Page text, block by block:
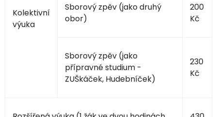
Kolektivní
výuka
Sborový zpěv (jako druhý
obor)
200
Kč
Sborový zpěv (jako
přípravné studium -
ZUŠkáček, Hudebníček)
230
Kč